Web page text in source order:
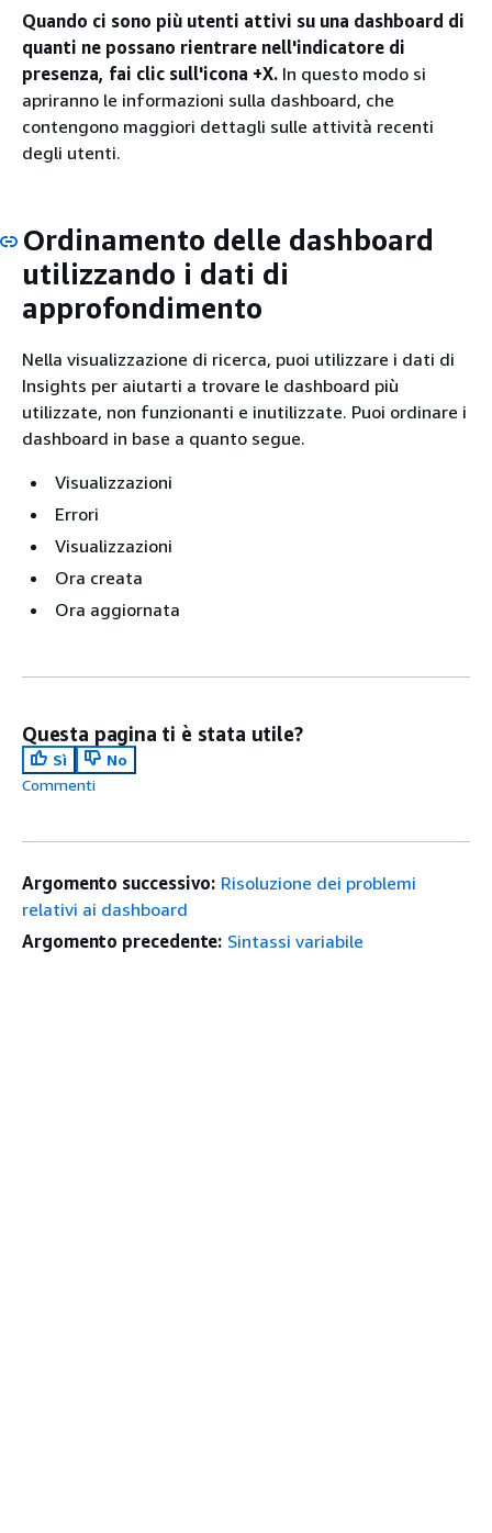
Quando ci sono più utenti attivi su una dashboard di
quanti ne possano rientrare nell'indicatore di
presenza, fai clic sull'icona +X. In questo modo si
apriranno le informazioni sulla dashboard, che
contengono maggiori dettagli sulle attività recenti
degli utenti.
Ordinamento delle dashboard
utilizzando i dati di
approfondimento
Nella visualizzazione di ricerca, puoi utilizzare i dati di
Insights per aiutarti a trovare le dashboard più
utilizzate, non funzionanti e inutilizzate. Puoi ordinare i
dashboard in base a quanto segue.
Visualizzazioni
Errori
Visualizzazioni
Ora creata
Ora aggiornata
Questa pagina ti è stata utile?
Sì
No
Commenti
Argomento successivo: Risoluzione dei problemi
relativi ai dashboard
Argomento precedente: Sintassi variabile